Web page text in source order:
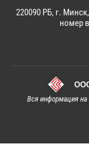
220090 РБ, г.
номер
Вся информация на